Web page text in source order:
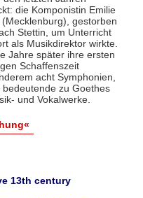
die Komponistin Emilie
gestorben
Stettin, um Unterricht
als Musikdirektor wirkte.
Jahre später ihre ersten
Schaffenszeit
acht Symphonien,
zu Goethes
und Vokalwerke.
13th century